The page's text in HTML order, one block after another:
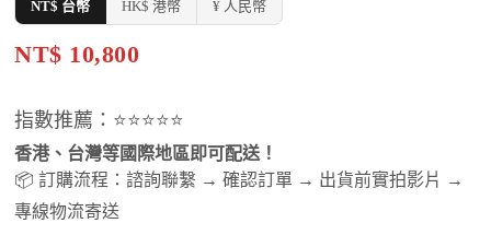
NT$ 台幣 HK$ 港幣 ¥ 人民幣
NT$ 10,800
指數推薦：⭐⭐⭐⭐⭐
香港、台灣等國際地區即可配送！
📦 訂購流程：諮詢聯繫 → 確認訂單 → 出貨前實拍影片 →
專線物流寄送